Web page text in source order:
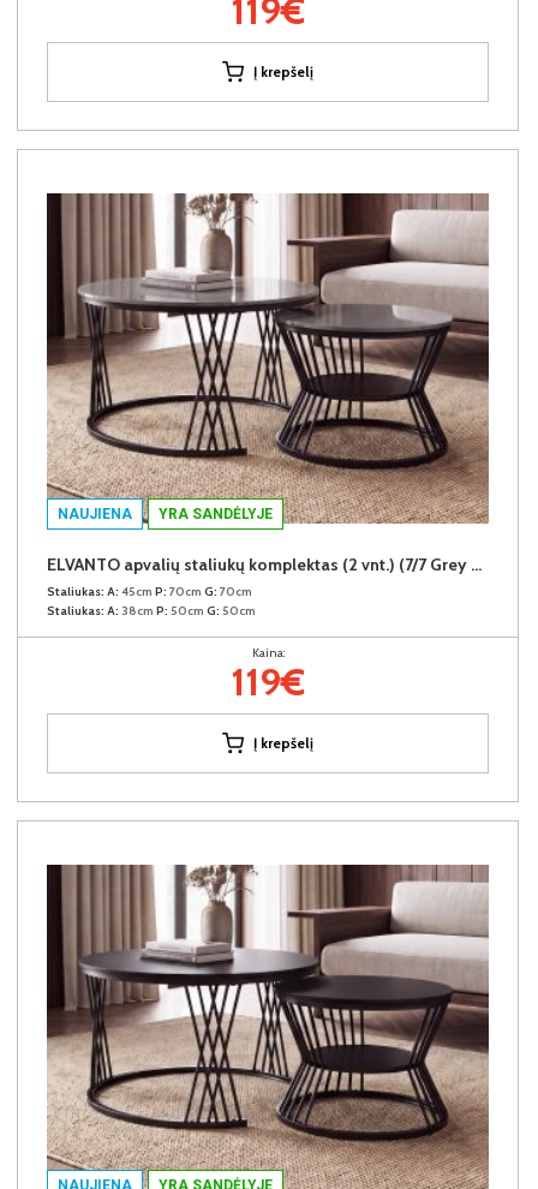
119€
Į krepšelį
NAUJIENA YRA SANDĖLYJE
ELVANTO apvalių staliukų komplektas (2 vnt.) (7/7 Grey Gloss)
Staliukas: A: 45cm P: 70cm G: 70cm
Staliukas: A: 38cm P: 50cm G: 50cm
Kaina:
119€
Į krepšelį
NAUJIENA YRA SANDĖLYJE